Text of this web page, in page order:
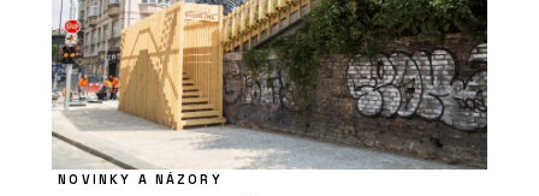
NOVINKY A NÁZORY